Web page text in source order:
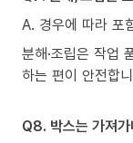
A. 경우에 따라 포
분해·조립은 작업
하는 편이 안전합
Q8. 박스는 가져